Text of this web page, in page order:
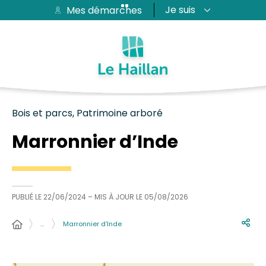
Aide et accessibilité
Passer au menu
Passer au contenuMes démarches Je suis
Bois et parcs, Patrimoine arboré
Marronnier d’Inde
PUBLIÉ LE 22/06/2024 – MIS À JOUR LE 05/08/2026
… Marronnier d’Inde